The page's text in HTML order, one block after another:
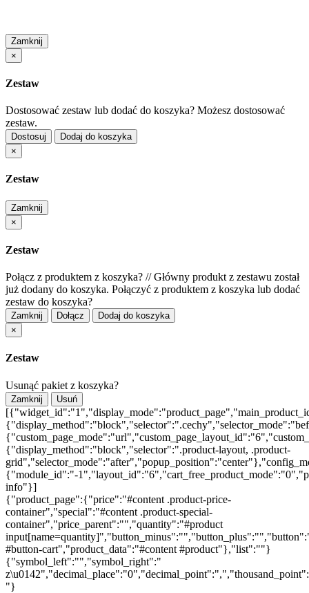
Zamknij
×
Zestaw
Dostosować zestaw lub dodać do koszyka? Możesz dostosować
zestaw.
Dostosuj
Dodaj do koszyka
×
Zestaw
Zamknij
×
Zestaw
Połącz z produktem z koszyka? //Główny produkt z zestawu został
już dodany do koszyka. Połączyć z produktem z koszyka lub dodać
zestaw do koszyka?
Zamknij Dołącz
Dodaj do koszyka
×
Zestaw
Usunąć pakiet z koszyka?
Zamknij Usuń
{"display_method":"block","selector":".product-layout, .product-
{"module_id":"-
info"}]
{"product_page":{"price":"#content .product-price-
container","special":"#content .product-special-
container","price_parent":"","quantity":"#product
#button-cart","product_data":"#content #product"},"list":""}
{"symbol_left":"","symbol_right":"
"}